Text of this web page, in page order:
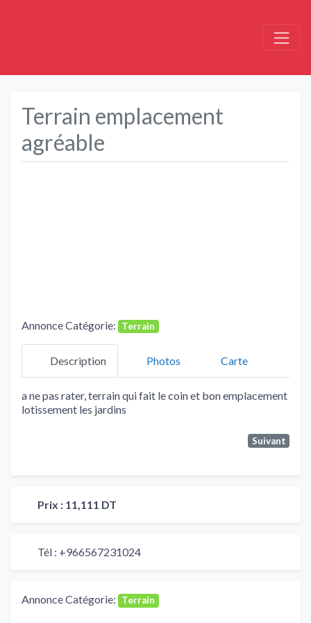
Terrain emplacement
agréable
Annonce Catégorie: Terrain
Description Photos Carte
a ne pas rater, terrain qui fait le coin et bon emplacement
lotissement les jardins
Suivant
Prix : 11,111 DT
Tél : +966567231024
Annonce Catégorie: Terrain